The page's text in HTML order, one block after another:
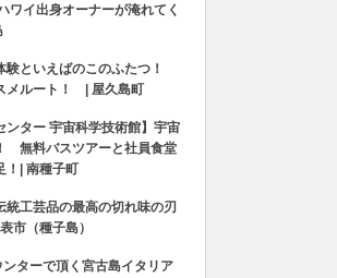
ワイ出身オーナーが淹れてく
験といえばのこのふたつ！
メルート！ | 屋久島町
ンター 宇宙科学技術館】宇宙
無料バスツアーと社員食堂
！| 南種子町
統工芸品の最高の切れ味の刃
市（種子島）
ンターで頂く宮古島イタリア